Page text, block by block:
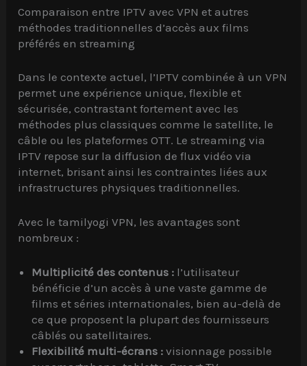
Comparaison entre IPTV avec VPN et autres
méthodes traditionnelles d’accès aux films
préférés en streaming
Dans le contexte actuel, l’IPTV combinée à un VPN
permet une expérience unique, flexible et
sécurisée, contrastant fortement avec les
méthodes plus classiques comme le satellite, le
câble ou les plateformes OTT. Le streaming via
IPTV repose sur la diffusion de flux vidéo via
internet, brisant ainsi les contraintes liées aux
infrastructures physiques traditionnelles.
Avec le tamilyogi VPN, les avantages sont
nombreux :
Multiplicité des contenus : l’utilisateur
bénéficie d’un accès à une vaste gamme de
films et séries internationales, bien au-delà de
ce que proposent la plupart des fournisseurs
câblés ou satellitaires.
Flexibilité multi-écrans : visionnage possible